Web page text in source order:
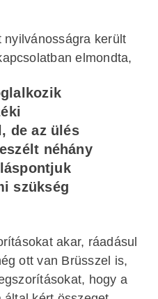
nyilvánosságra került
elmondta,
de az ülés
néhány
szükség
akar, ráadásul
ott van Brüsszel is,
hogy a